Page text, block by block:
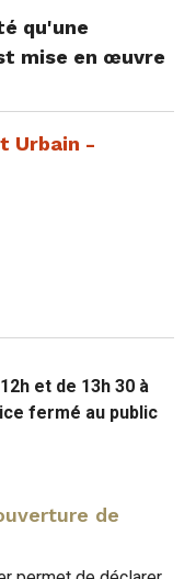
qu'une
mise en œuvre
Urbain -
et de 13h 30 à
fermé au public
de